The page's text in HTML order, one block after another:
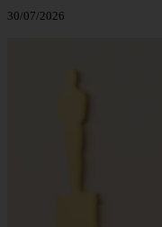
30/07/2026